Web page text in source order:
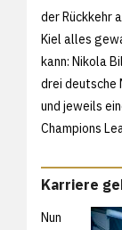
der Rückkehr
Kiel alles
kann: Nikola
drei deutsche
und jeweils
Champions
Karriere
Nun